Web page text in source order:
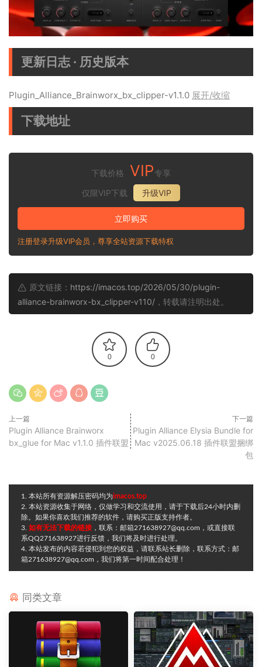
更新日志 · 历史版本
Plugin_Alliance_Brainworx_bx_clipper-v1.1.0 展开/收缩
下载地址
下载价格 VIP专享
仅限VIP下载
升级VIP
立即购买
注册登录升级VIP会员，尊享全站资源下载特权
原文链接： https://imacos.top/2026/05/30/plugin-
alliance-brainworx-bx_clipper-v110/ ，转载请注明出处。
0 0
上一篇
Plugin Alliance Brainworx
bx_glue for Mac v1.1.0 插件联盟
下一篇
Plugin Alliance Elysia Bundle for
Mac v2025.06.18 插件联盟捆绑
包
1. 本站所有资源解压密码均为imacos.top
2. 本站资源收集于网络，仅做学习和交流使用，请于下载后24小时内删
除。如果你喜欢我们推荐的软件，请购买正版支持作者。
3. 如有无法下载的链接 ，联系：邮箱271638927@qq.com，或直接联
系QQ271638927进行反馈，我们将及时进行处理。
4. 本站发布的内容若侵犯到您的权益，请联系站长删除，联系方式：邮
箱271638927@qq.com，我们将第一时间配合处理！
同类文章